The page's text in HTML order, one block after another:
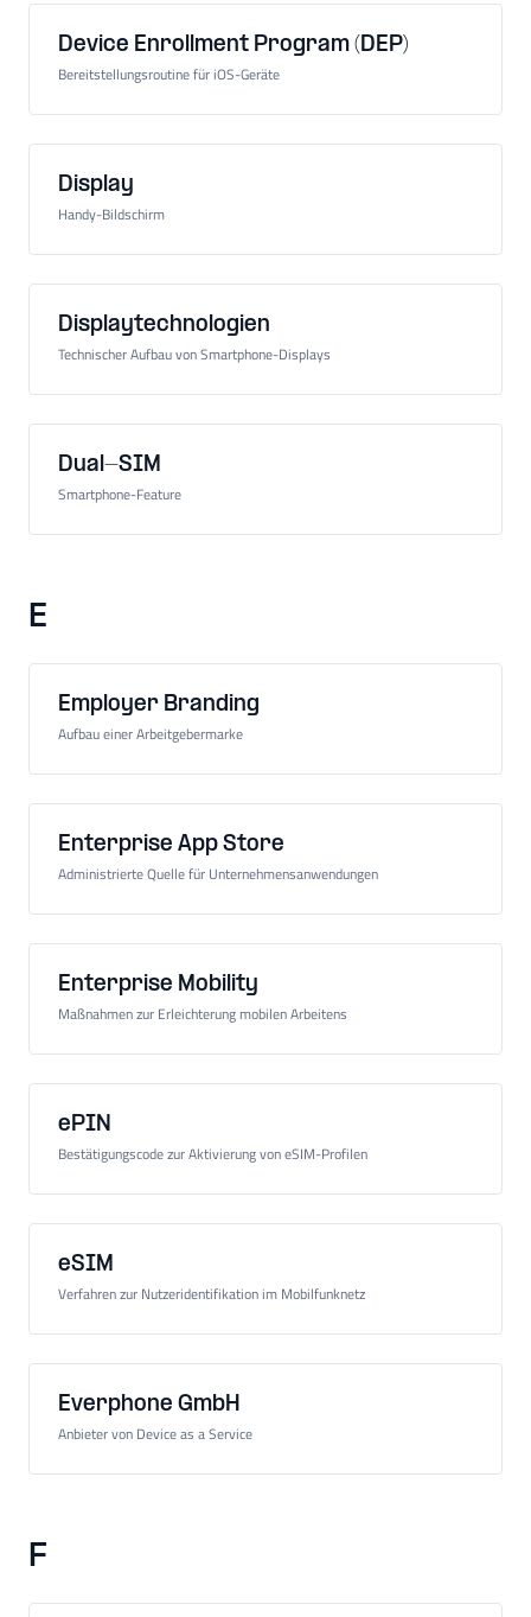
Device Enrollment Program (DEP)
Bereitstellungsroutine für iOS-Geräte
Display
Handy-Bildschirm
Displaytechnologien
Technischer Aufbau von Smartphone-Displays
Dual-SIM
Smartphone-Feature
E
Employer Branding
Aufbau einer Arbeitgebermarke
Enterprise App Store
Administrierte Quelle für Unternehmensanwendungen
Enterprise Mobility
Maßnahmen zur Erleichterung mobilen Arbeitens
ePIN
Bestätigungscode zur Aktivierung von eSIM-Profilen
eSIM
Verfahren zur Nutzeridentifikation im Mobilfunknetz
Everphone GmbH
Anbieter von Device as a Service
F